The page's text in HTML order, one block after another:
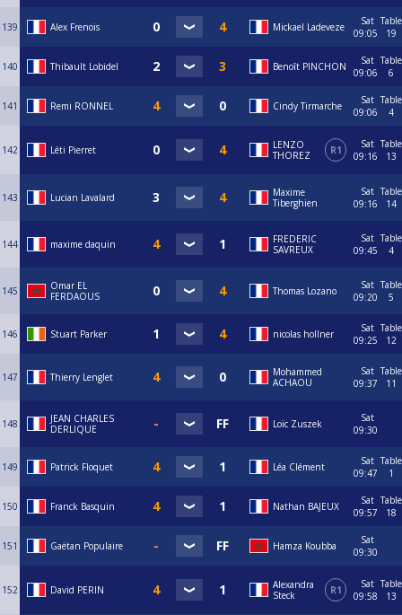
139 Alex Frenois Mickael Ladeveze
Sat
09:05
Table
19
140 Thibault Lobidel Benoît PINCHON
Sat
09:06
Table
6
141 Remi RONNEL Cindy Tirmarche
Sat
09:06
Table
4
142 Léti Pierret
LENZO
THOREZ
R1
Sat
09:16
Table
13
143 Lucian Lavalard
Maxime
Tiberghien
Sat
09:16
Table
14
144 maxime daquin
FREDERIC
SAVREUX
Sat
09:45
Table
4
145
Omar EL
FERDAOUS
Thomas Lozano
Sat
09:20
Table
5
146 Stuart Parker nicolas hollner
Sat
09:25
Table
12
147 Thierry Lenglet
Mohammed
ACHAOU
Sat
09:37
Table
11
148
JEAN CHARLES
DERLIQUE
Loïc Zuszek
Sat
09:30
149 Patrick Floquet Léa Clément
Sat
09:47
Table
1
150 Franck Basquin Nathan BAJEUX
Sat
09:57
Table
18
151 Gaëtan Populaire Hamza Koubba
Sat
09:30
152 David PERIN
Alexandra
Steck
R1
Sat
09:58
Table
13